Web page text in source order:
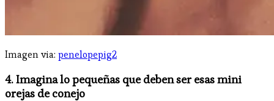
Imagen via: penelopepig2
4. Imagina lo pequeñas que deben ser esas mini
orejas de conejo